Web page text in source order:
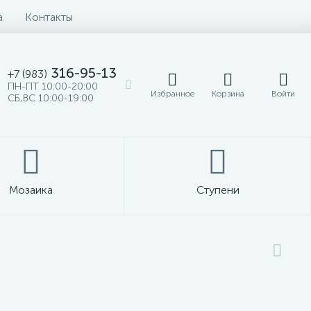
Контакты
+7 (983) 316-95-13
ПН-ПТ 10:00-20:00
СБ,ВС 10:00-19:00
Избранное Корзина Войти
Мозаика Ступени